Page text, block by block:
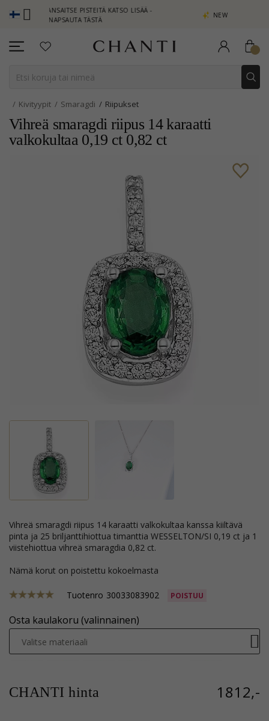
ANSAITSE PISTEITÄ KATSO LISÄÄ -
NAPSAUTA TÄSTÄ
NEW COLLECTION | AURA
Kivityypit Smaragdi Riipukset
Vihreä smaragdi riipus 14 karaatti
valkokultaa 0,19 ct 0,82 ct
vihreä smaragdi riipus 14 karaatti valkokultaa kanssa kiiltävä
pinta ja 25 briljanttihiottua timanttia WESSELTON/SI 0,19 ct ja 1
viistehiottua vihreä smaragdia 0,82 ct.
Nämä korut on poistettu kokoelmasta
Tuotenro 30033083902 POISTUU
Osta kaulakoru (valinnainen)
Valitse materiaali
CHANTI hinta 1812,-